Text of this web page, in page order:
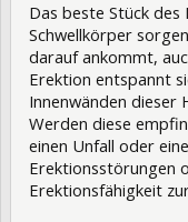
Das beste Stück
Schwellkörper
darauf ankommt,
Erektion entspannt
Innenwänden
Werden diese
einen Unfall oder
Erektionsstörungen
Erektionsfähigkeit